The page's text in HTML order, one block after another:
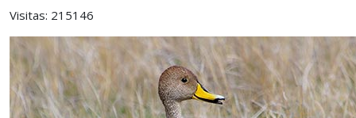
Visitas: 215146